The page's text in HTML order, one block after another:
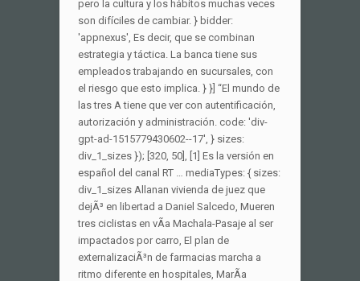
pero la cultura y los hábitos muchas veces
son difíciles de cambiar. } bidder:
'appnexus', Es decir, que se combinan
estrategia y táctica. La banca tiene sus
empleados trabajando en sucursales, con
el riesgo que esto implica. } }] “El mundo de
las tres A tiene que ver con autentificación,
autorización y administración. code: 'div-
gpt-ad-1515779430602--17', } sizes:
div_1_sizes }); [320, 50], [1] Es la versión en
español del canal RT … mediaTypes: { sizes:
div_1_sizes Allanan vivienda de juez que
dejÃ³ en libertad a Daniel Salcedo, Mueren
tres ciclistas en vÃ­a Machala-Pasaje al ser
impactados por carro, El plan de
externalizaciÃ³n de farmacias marcha a
ritmo diferente en hospitales, MarÃ­a